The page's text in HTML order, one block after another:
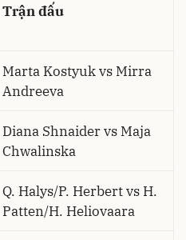
Trận đấu
Marta Kostyuk vs Mirra
Andreeva
Diana Shnaider vs Maja
Chwalinska
Q. Halys/P. Herbert vs H.
Patten/H. Heliovaara